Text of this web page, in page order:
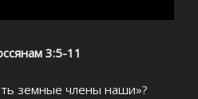
3:5-11
земные члены наши»?